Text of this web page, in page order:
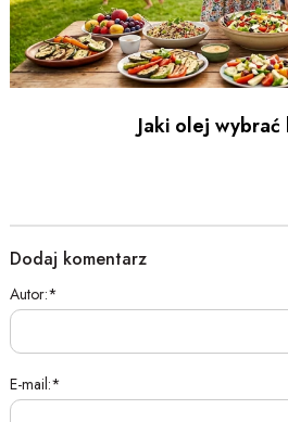
Jaki olej
Dodaj komentarz
Autor:
E-mail: